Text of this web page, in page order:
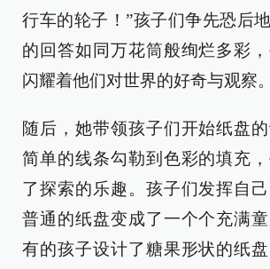
行车的轮子！”孩子们争先恐后
的回答如同万花筒般绚烂多彩
闪耀着他们对世界的好奇与观察。
随后，她带领孩子们开始纸盘
简单的线条勾勒到色彩的填充
了探索的乐趣。孩子们发挥自
普通的纸盘变成了一个个充满童
有的孩子设计了糖果形状的纸